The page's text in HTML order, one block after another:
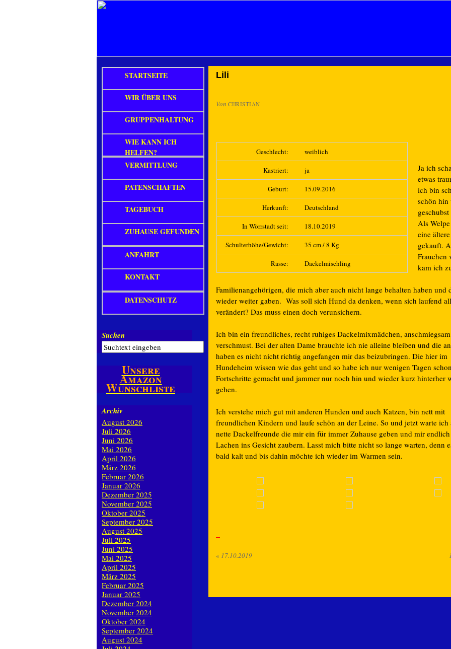
Lili
Von CHRISTIAN
Geschlecht: weiblich
Kastriert: ja
Geburt: 15.09.2016
Herkunft: Deutschland
In Wörrstadt seit: 18.10.2019
Schulterhöhe/Gewicht: 35 cm / 8 Kg
Rasse: Dackelmischling
Ja ich
etwas
ich bin
schön hin
Als
eine
gekauft.
Frauchen
kam ich
Familienangehörigen, die mich aber auch nicht lange behalten haben und
wieder weiter gaben. Was soll sich Hund da denken, wenn sich laufend
verändert? Das muss einen doch verunsichern.
Ich bin ein freundliches, recht ruhiges Dackelmixmädchen,
verschmust. Bei der alten Dame brauchte ich nie alleine bleiben und die
haben es nicht nicht richtig angefangen mir das beizubringen. Die hier im
Hundeheim wissen wie das geht und so habe ich nur wenigen Tagen
Fortschritte gemacht und jammer nur noch hin und wieder kurz hinterher
gehen.
Ich verstehe mich gut mit anderen Hunden und auch Katzen, bin nett mit
freundlichen Kindern und laufe schön an der Leine. So und jetzt warte
nette Dackelfreunde die mir ein für immer Zuhause geben und mir
Lachen ins Gesicht zaubern. Lasst mich bitte nicht so lange warten, denn
bald kalt und bis dahin möchte ich wieder im Warmen sein.
« 17.10.2019
STARTSEITE
WIR ÜBER UNS
GRUPPENHALTUNG
WIE KANN ICH
HELFEN?
VERMITTLUNG
PATENSCHAFTEN
TAGEBUCH
ZUHAUSE GEFUNDEN
ANFAHRT
KONTAKT
DATENSCHUTZ
Suchen
Unsere
Amazon
Wunschliste
Archiv
August 2026
Juli 2026
Juni 2026
Mai 2026
April 2026
März 2026
Februar 2026
Januar 2026
Dezember 2025
November 2025
Oktober 2025
September 2025
August 2025
Juli 2025
Juni 2025
Mai 2025
April 2025
März 2025
Februar 2025
Januar 2025
Dezember 2024
November 2024
Oktober 2024
September 2024
August 2024